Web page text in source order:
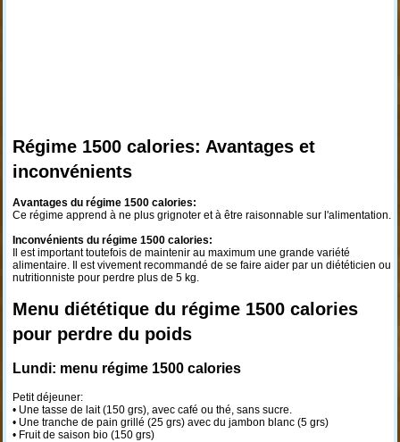
Régime 1500 calories: Avantages et
inconvénients
Avantages du régime 1500 calories:
Ce régime apprend à ne plus grignoter et à être raisonnable sur l'alimentation.
Inconvénients du régime 1500 calories:
Il est important toutefois de maintenir au maximum une grande variété
alimentaire. Il est vivement recommandé de se faire aider par un diététicien ou
nutritionniste pour perdre plus de 5 kg.
Menu diététique du régime 1500 calories
pour perdre du poids
Lundi: menu régime 1500 calories
Petit déjeuner:
• Une tasse de lait (150 grs), avec café ou thé, sans sucre.
• Une tranche de pain grillé (25 grs) avec du jambon blanc (5 grs)
• Fruit de saison bio (150 grs)